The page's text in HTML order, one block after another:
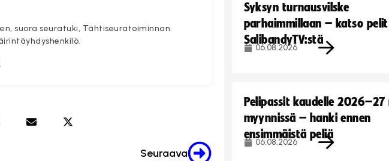
suora seuratuki, Tähtiseuratoiminnan
Seuraava
Syksyn turnausvilske
parhaimmillaan – katso pelit
SalibandyTV:stä
06.08.2026
Pelipassit kaudelle
myynnissä – hanki ennen
ensimmäistä peliä
06.08.2026